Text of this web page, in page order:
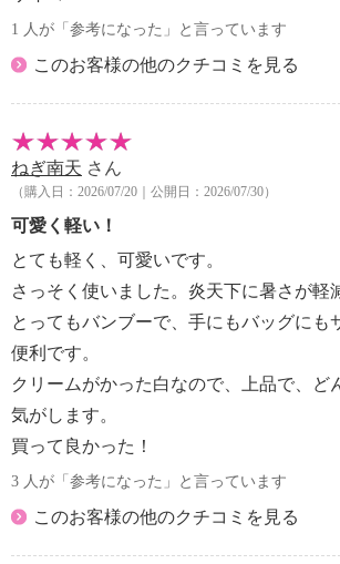
1 人が「参考になった」と言っています
このお客様の他のクチコミを見る
ねぎ南天 さん
（購入日：2026/07/20｜公開日：2026/07/30）
可愛く軽い！
とても軽く、可愛いです。
さっそく使いました。炎天下に暑さが軽
とってもバンブーで、手にもバッグにも
便利です。
クリームがかった白なので、上品で、ど
気がします。
買って良かった！
3 人が「参考になった」と言っています
このお客様の他のクチコミを見る